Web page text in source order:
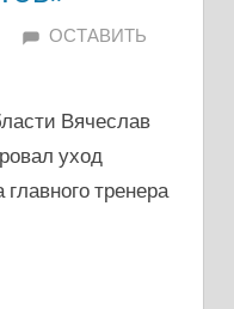
ОСТАВИТЬ
Вячеслав
уход
тренера